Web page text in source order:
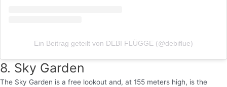
Ein Beitrag geteilt von DEBI FLÜGGE (@debiflue)
8. Sky Garden
The Sky Garden is a free lookout and, at 155 meters high, is the